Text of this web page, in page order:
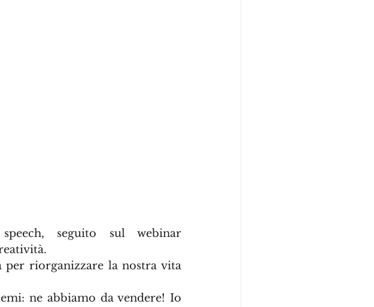
per riorganizzare la nostra vita
ne abbiamo da vendere! Io